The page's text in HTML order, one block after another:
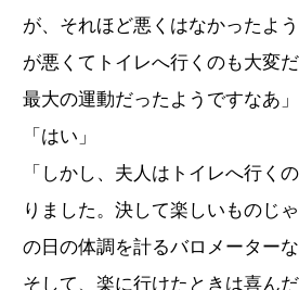
が、それほど悪くはなかったよ
が悪くてトイレへ行くのも大変
最大の運動だったようですなあ」
「はい」
「しかし、夫人はトイレへ行く
りました。決して楽しいものじ
の日の体調を計るバロメーターな
そして、楽に行けたときは喜んだ